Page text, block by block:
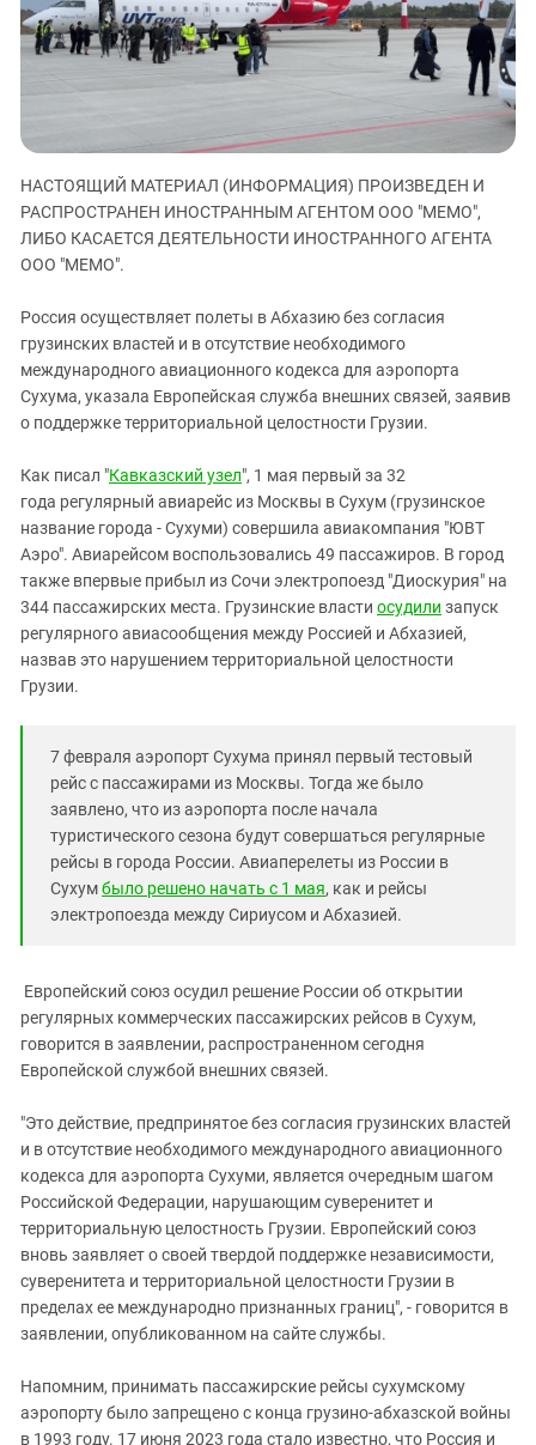
ЗАСТАВЛЯЕТ
КАВКАЗ ЗА ПАЛЕСТИНУ
ИНАКОМЫСЛИЕ В ЧЕЧНЕ
ПРЕСЛЕДОВАНИЕ АКТИВИСТОВ
МОБИЛИЗАЦИЯ И ПРОТЕСТЫ
Дагестан
Ингушетия
Кабардино-Балкария
Краснодарский край
Нагорный Карабах
Ростовская область
Северная Осетия - Алания
СКФО
Ставропольский край
Южная Осетия
Южный Кавказ
ЮФО
НАСТОЯЩИЙ МАТЕРИАЛ (ИНФОРМАЦИЯ) ПРОИЗВЕДЕН И
РАСПРОСТРАНЕН ИНОСТРАННЫМ АГЕНТОМ ООО "МЕМО",
ЛИБО КАСАЕТСЯ ДЕЯТЕЛЬНОСТИ ИНОСТРАННОГО АГЕНТА
ООО "МЕМО".
Россия осуществляет полеты в Абхазию без согласия
грузинских властей и в отсутствие необходимого
международного авиационного кодекса для аэропорта
Сухума, указала Европейская служба внешних связей, заявив
о поддержке территориальной целостности Грузии.
Как писал "Кавказский узел", 1 мая первый за 32
года регулярный авиарейс из Москвы в Сухум (грузинское
название города - Сухуми) совершила авиакомпания "ЮВТ
Аэро". Авиарейсом воспользовались 49 пассажиров. В город
также впервые прибыл из Сочи электропоезд "Диоскурия" на
344 пассажирских места. Грузинские власти осудили запуск
регулярного авиасообщения между Россией и Абхазией,
назвав это нарушением территориальной целостности
Грузии.
7 февраля аэропорт Сухума принял первый тестовый
рейс с пассажирами из Москвы. Тогда же было
заявлено, что из аэропорта после начала
туристического сезона будут совершаться регулярные
рейсы в города России. Авиаперелеты из России в
Сухумбыло решено начать с 1 мая, как и рейсы
электропоезда между Сириусом и Абхазией.
Европейский союз осудил решение России об открытии
регулярных коммерческих пассажирских рейсов в Сухум,
говорится в заявлении, распространенном сегодня
Европейской службой внешних связей.
"Это действие, предпринятое без согласия грузинских властей
и в отсутствие необходимого международного авиационного
кодекса для аэропорта Сухуми, является очередным шагом
Российской Федерации, нарушающим суверенитет и
территориальную целостность Грузии. Европейский союз
вновь заявляет о своей твердой поддержке независимости,
суверенитета и территориальной целостности Грузии в
пределах ее международно признанных границ", - говорится в
заявлении, опубликованном на сайте службы.
Напомним, принимать пассажирские рейсы сухумскому
аэропорту было запрещено с конца грузино-абхазской войны
в 1993 году. 17 июня 2023 года стало известно, что Россия и